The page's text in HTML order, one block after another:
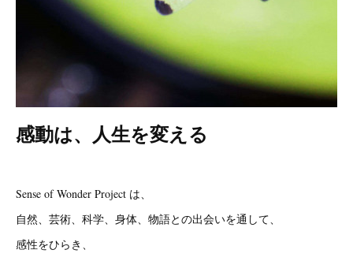
感動は、人生を変える
Sense of Wonder Project は、
自然、芸術、科学、身体、物語との出会いを通して、
感性をひらき、